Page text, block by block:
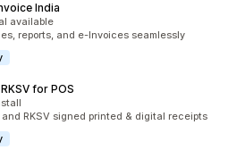
India
available
reports, and e-Invoices seamlessly
for POS
RKSV signed printed & digital receipts